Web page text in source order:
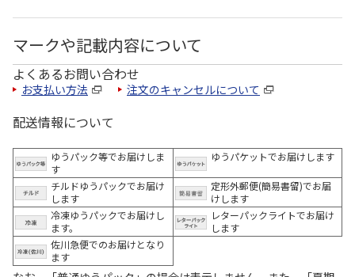
マークや記載内容について
よくあるお問い合わせ
お支払い方法 注文のキャンセルについて
配送情報について
ゆうパック等でお届けしま
す
ゆうパケットでお届けします
チルドゆうパックでお届け
します
定形外郵便(簡易書留)でお届
けします
冷凍ゆうパックでお届けし
ます。
レターパックライトでお届け
します
佐川急便でのお届けとなり
ます